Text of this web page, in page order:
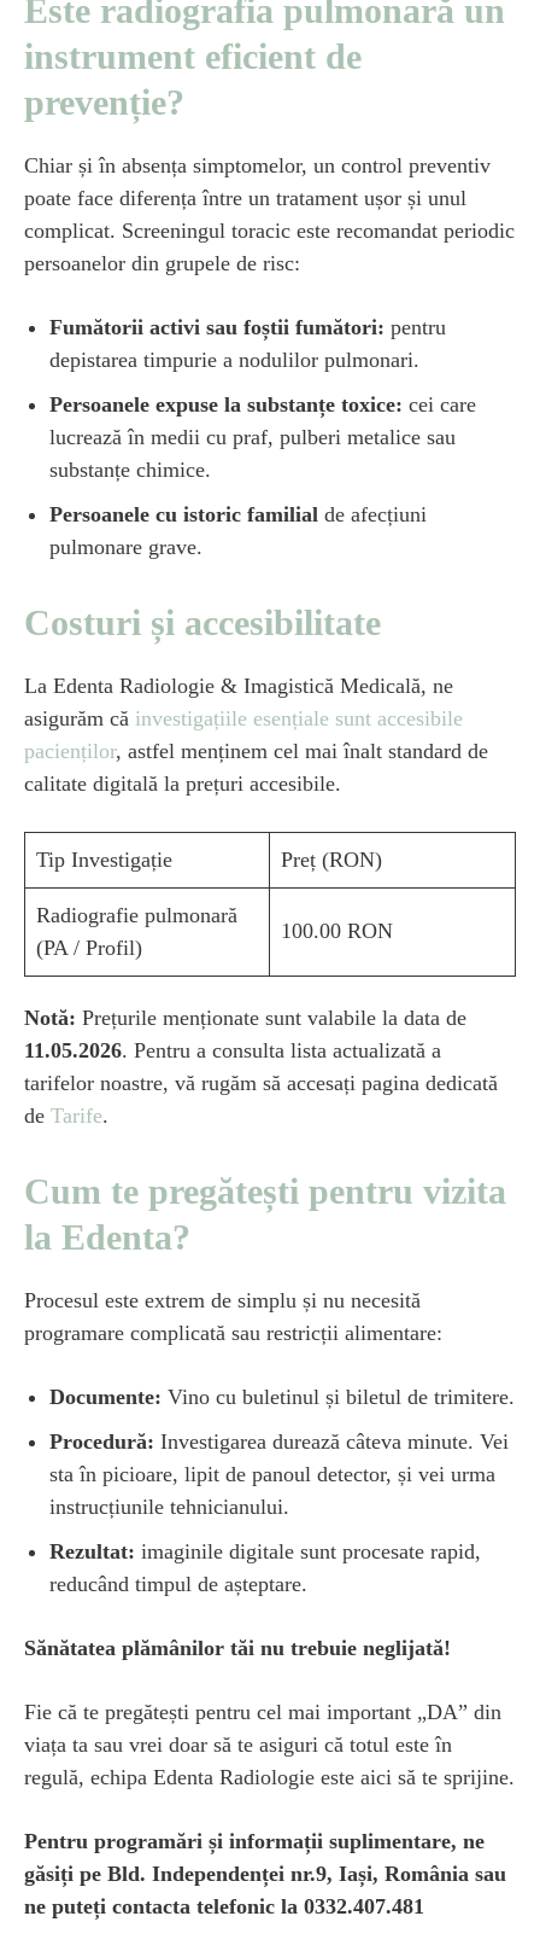
Este radiografia pulmonară un
instrument eficient de
prevenție?
Chiar și în absența simptomelor, un control preventiv
poate face diferența între un tratament ușor și unul
complicat. Screeningul toracic este recomandat periodic
persoanelor din grupele de risc:
Fumătorii activi sau foștii fumători: pentru
depistarea timpurie a nodulilor pulmonari.
Persoanele expuse la substanțe toxice: cei care
lucrează în medii cu praf, pulberi metalice sau
substanțe chimice.
Persoanele cu istoric familial de afecțiuni
pulmonare grave.
Costuri și accesibilitate
La Edenta Radiologie & Imagistică Medicală, ne
asigurăm că investigațiile esențiale sunt accesibile
pacienților, astfel menținem cel mai înalt standard de
calitate digitală la prețuri accesibile.
Tip Investigație Preț (RON)
Radiografie pulmonară
(PA / Profil)
100.00 RON
Notă: Prețurile menționate sunt valabile la data de
11.05.2026. Pentru a consulta lista actualizată a
tarifelor noastre, vă rugăm să accesați pagina dedicată
de Tarife.
Cum te pregătești pentru vizita
la Edenta?
Procesul este extrem de simplu și nu necesită
programare complicată sau restricții alimentare:
Documente: Vino cu buletinul și biletul de trimitere.
Procedură: Investigarea durează câteva minute. Vei
sta în picioare, lipit de panoul detector, și vei urma
instrucțiunile tehnicianului.
Rezultat: imaginile digitale sunt procesate rapid,
reducând timpul de așteptare.
Sănătatea plămânilor tăi nu trebuie neglijată!
Fie că te pregătești pentru cel mai important „DA” din
viața ta sau vrei doar să te asiguri că totul este în
regulă, echipa Edenta Radiologie este aici să te sprijine.
Pentru programări și informații suplimentare, ne
găsiți pe Bld. Independenței nr.9, Iași, România sau
ne puteți contacta telefonic la 0332.407.481